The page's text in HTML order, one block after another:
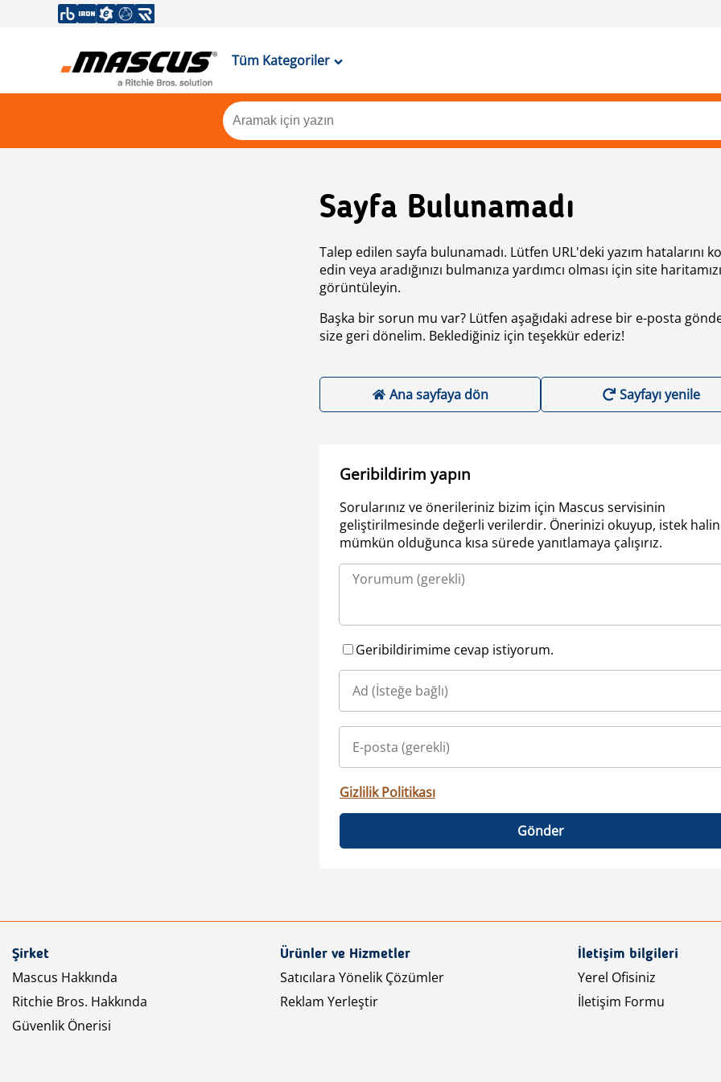
Tüm Kategoriler
Sayfa Bulunamadı
Talep edilen sayfa bulunamadı. Lütfen URL'deki yazım hatalarını
edin veya aradığınızı bulmanıza yardımcı olması için site haritamızı
görüntüleyin.
Başka bir sorun mu var? Lütfen aşağıdaki adrese bir e-posta
size geri dönelim. Beklediğiniz için teşekkür ederiz!
Ana sayfaya dön Sayfayı yenile
Geribildirim yapın
Sorularınız ve önerileriniz bizim için Mascus servisinin
geliştirilmesinde değerli verilerdir. Önerinizi okuyup, istek
mümkün olduğunca kısa sürede yanıtlamaya çalışırız.
Geribildirimime cevap istiyorum.
Gizlilik Politikası
Gönder
Şirket
Mascus Hakkında
Ritchie Bros. Hakkında
Güvenlik Önerisi
Ürünler ve Hizmetler
Satıcılara Yönelik Çözümler
Reklam Yerleştir
İletişim bilgileri
Yerel Ofisiniz
İletişim Formu